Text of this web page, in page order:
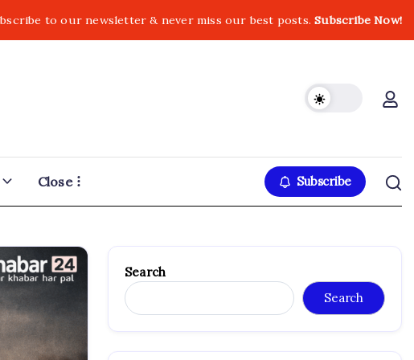
to our newsletter & never miss our best posts.Subscribe Now!
Close Subscribe
Search
Search